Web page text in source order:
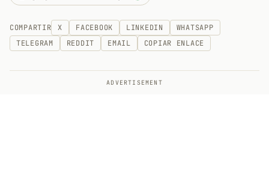
COMPARTIR X FACEBOOK LINKEDIN
WHATSAPP
TELEGRAM
REDDIT EMAIL COPIAR ENLACE
ADVERTISEMENT